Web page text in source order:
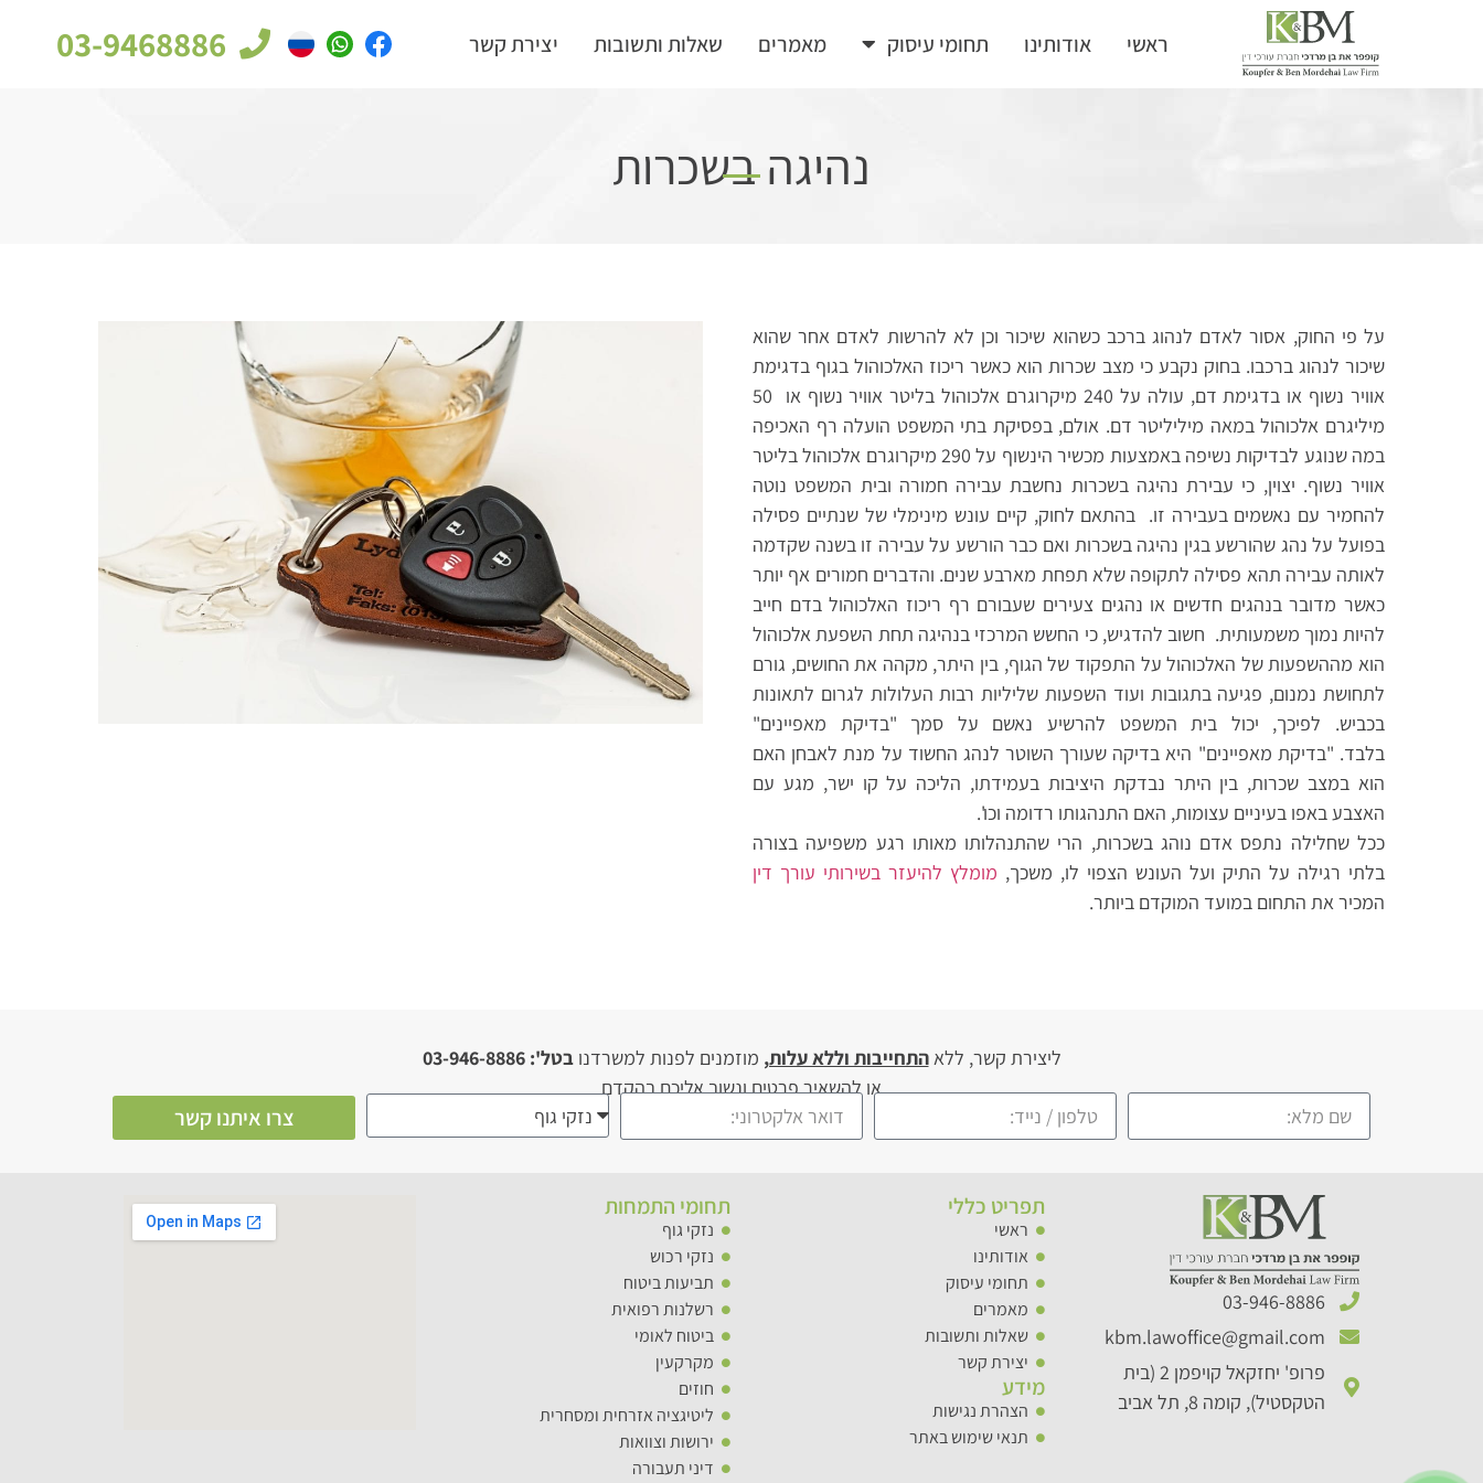
ראשי אודותינו תחומי עיסוק מאמרים שאלות ותשובות יצירת קשר 03-9468886
נהיגה בשכרות
על פי החוק, אסור לאדם לנהוג ברכב כשהוא שיכור וכן לא להרשות לאדם אחר שהוא
שיכור לנהוג ברכבו. בחוק נקבע כי מצב שכרות הוא כאשר ריכוז האלכוהול בגוף בדגימת
אוויר נשוף או בדגימת דם, עולה על 240 מיקרוגרם אלכוהול בליטר אוויר נשוף או 50
מיליגרם אלכוהול במאה מיליליטר דם. אולם, בפסיקת בתי המשפט הועלה רף האכיפה
במה שנוגע לבדיקות נשיפה באמצעות מכשיר הינשוף על 290 מיקרוגרם אלכוהול בליטר
אוויר נשוף. יצוין, כי עבירת נהיגה בשכרות נחשבת עבירה חמורה ובית המשפט נוטה
להחמיר עם נאשמים בעבירה זו. בהתאם לחוק, קיים עונש מינימלי של שנתיים פסילה
בפועל על נהג שהורשע בגין נהיגה בשכרות ואם כבר הורשע על עבירה זו בשנה שקדמה
לאותה עבירה תהא פסילה לתקופה שלא תפחת מארבע שנים. והדברים חמורים אף יותר
כאשר מדובר בנהגים חדשים או נהגים צעירים שעבורם רף ריכוז האלכוהול בדם חייב
להיות נמוך משמעותית. חשוב להדגיש, כי החשש המרכזי בנהיגה תחת השפעת אלכוהול
הוא מההשפעות של האלכוהול על התפקוד של הגוף, בין היתר, מקהה את החושים, גורם
לתחושת נמנום, פגיעה בתגובות ועוד השפעות שליליות רבות העלולות לגרום לתאונות
בכביש. לפיכך, יכול בית המשפט להרשיע נאשם על סמך "בדיקת מאפיינים"
בלבד. "בדיקת מאפיינים" היא בדיקה שעורך השוטר לנהג החשוד על מנת לאבחן האם
הוא במצב שכרות, בין היתר נבדקת היציבות בעמידתו, הליכה על קו ישר, מגע עם
האצבע באפו בעיניים עצומות, האם התנהגותו רדומה וכו'.
ככל שחלילה נתפס אדם נוהג בשכרות, הרי שהתנהלותו מאותו רגע משפיעה בצורה
בלתי רגילה על התיק ועל העונש הצפוי לו, משכך, מומלץ להיעזר בשירותי עורך דין
המכיר את התחום במועד המוקדם ביותר.
ליצירת קשר, ללאהתחייבות וללא עלות, מוזמנים לפנות למשרדנובטל': 03-946-8886
או להשאיר פרטים ונשוב אליכם בהקדם
צרו איתנו קשר
03-946-8886​
kbm.lawoffice@gmail.com​
פרופ' יחזקאל קויפמן 2 (בית
הטקסטיל), קומה 8, תל אביב
תפריט כללי
ראשי
אודותינו
תחומי עיסוק
מאמרים
שאלות ותשובות
יצירת קשר
מידע
הצהרת נגישות
תנאי שימוש באתר
תחומי התמחות
נזקי גוף
נזקי רכוש​
תביעות ביטוח​
רשלנות רפואית
ביטוח לאומי​
מקרקעין
חוזים​
ליטיגציה אזרחית ומסחרית​​
ירושות וצוואות​
דיני תעבורה​